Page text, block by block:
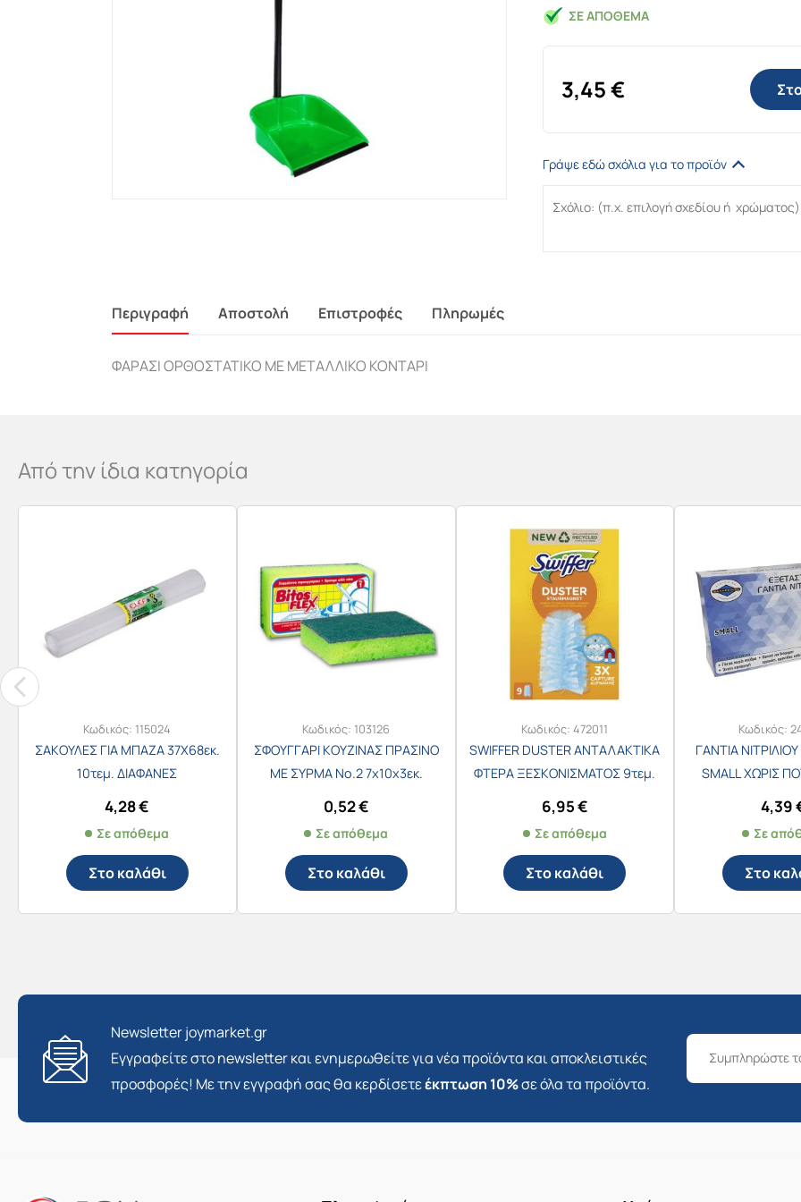
ΣΕ ΑΠΌΘΕΜΑ
3,45€
Γράψε εδώ σχόλια για το προϊόν
Περιγραφή Αποστολή Επιστροφές Πληρωμές
ΦΑΡΑΣΙ ΟΡΘΟΣΤΑΤΙΚΟ ΜΕ ΜΕΤΑΛΛΙΚΟ ΚΟΝΤΑΡΙ
Από την ίδια κατηγορία
Κωδικός: 115024
ΣΑΚΟΥΛΕΣ ΓΙΑ ΜΠΑΖΑ 37Χ68εκ.
10τεμ. ΔΙΑΦΑΝΕΣ
4,28€
Σε απόθεμα
Στο καλάθι
Κωδικός: 103126
ΣΦΟΥΓΓΑΡΙ ΚΟΥΖΙΝΑΣ ΠΡΑΣΙΝΟ
ΜΕ ΣΥΡΜΑ Νο.2 7x10x3εκ.
0,52€
Σε απόθεμα
Στο καλάθι
Κωδικός:472011
SWIFFER DUSTER ΑΝΤΑΛΑΚΤΙΚΑ
ΦΤΕΡΑ ΞΕΣΚΟΝΙΣΜΑΤΟΣ 9τεμ.
6,95€
Σε απόθεμα
Στο καλάθι
Κωδικός:
ΓΑΝΤΙΑ
SMALL ΧΩΡΙΣ
4,39
Σε
Στο
Newsletter joymarket.gr
Εγγραφείτε στο newsletter και ενημερωθείτε για νέα προϊόντα και αποκλειστικές
προσφορές! Με την εγγραφή σας θα κερδίσετεέκπτωση 10%σε όλα τα προϊόντα.